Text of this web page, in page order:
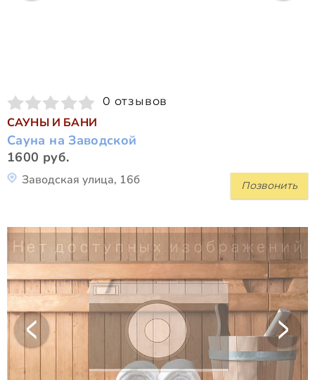
0 отзывов
САУНЫ И БАНИ
Сауна на Заводской
1600 руб.
Позвонить
Заводская улица, 16б